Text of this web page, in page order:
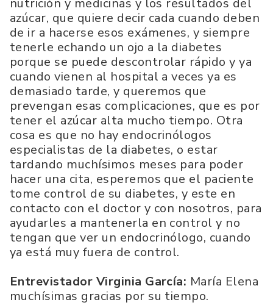
nutrición y medicinas y los resultados del
azúcar, que quiere decir cada cuando deben
de ir a hacerse esos exámenes, y siempre
tenerle echando un ojo a la diabetes
porque se puede descontrolar rápido y ya
cuando vienen al hospital a veces ya es
demasiado tarde, y queremos que
prevengan esas complicaciones, que es por
tener el azúcar alta mucho tiempo. Otra
cosa es que no hay endocrinólogos
especialistas de la diabetes, o estar
tardando muchísimos meses para poder
hacer una cita, esperemos que el paciente
tome control de su diabetes, y este en
contacto con el doctor y con nosotros, para
ayudarles a mantenerla en control y no
tengan que ver un endocrinólogo, cuando
ya está muy fuera de control.
Entrevistador Virginia García: María Elena
muchísimas gracias por su tiempo.